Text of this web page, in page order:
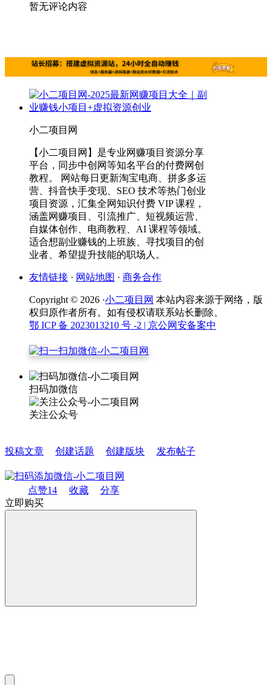
暂无评论内容
小二项目网
【小二项目网】是专业网赚项目资源分享
平台，同步中创网等知名平台的付费网创
教程。 网站每日更新淘宝电商、拼多多运
营、抖音快手变现、SEO 技术等热门创业
项目资源，汇集全网知识付费 VIP 课程，
涵盖网赚项目、引流推广、短视频运营、
自媒体创作、电商教程、AI 课程等领域。
适合想副业赚钱的上班族、寻找项目的创
业者、希望提升技能的职场人。
友情链接 · 网站地图 · 商务合作
Copyright © 2026 ·小二项目网 本站内容来源于网络，版
权归原作者所有。如有侵权请联系站长删除。
鄂 ICP 备 2023013210 号 -2 | 京公网安备案中
扫码加微信
关注公众号
投稿文章 创建话题 创建版块 发布帖子
点赞14 收藏
分享
立即购买